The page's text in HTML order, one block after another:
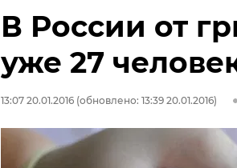
В России от
уже 27
13:07 20.01.2016 (обновлено: 13:39 20.01.2016)